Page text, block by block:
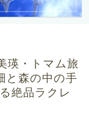
瑛・トマム旅
と森の中の手
絶品ラクレ